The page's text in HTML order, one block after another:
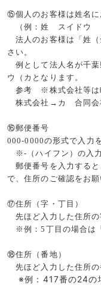
⑮個人のお客様は姓名に
（例：姓 スイドウ
法人のお客様は「姓（
さい。
例として法人名が千葉
ウ（カとなります。
参考 ※株式会社等は
株式会社→カ 合同
⑯郵便番号
000-0000の形式で入力
※- （ハイフン）の入
郵便番号を入力すると
で、住所のご確認をお願
⑰住所（字・丁目）
先ほど入力した住所の
※例：5 丁目の場合は
⑱住所（番地）
先ほど入力した住所の
※例： 417番の24の